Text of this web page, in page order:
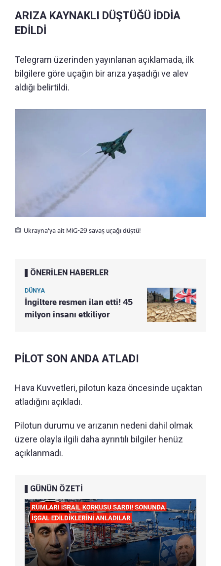
ARIZA KAYNAKLI DÜŞTÜĞÜ İDDİA
EDİLDİ
Telegram üzerinden yayınlanan açıklamada, ilk
bilgilere göre uçağın bir arıza yaşadığı ve alev
aldığı belirtildi.
Ukrayna'ya ait MiG-29 savaş uçağı düştü!
ÖNERİLEN HABERLER
DÜNYA
İngiltere resmen ilan etti! 45
milyon insanı etkiliyor
PİLOT SON ANDA ATLADI
Hava Kuvvetleri, pilotun kaza öncesinde uçaktan
atladığını açıkladı.
Pilotun durumu ve arızanın nedeni dahil olmak
üzere olayla ilgili daha ayrıntılı bilgiler henüz
açıklanmadı.
GÜNÜN ÖZETİ